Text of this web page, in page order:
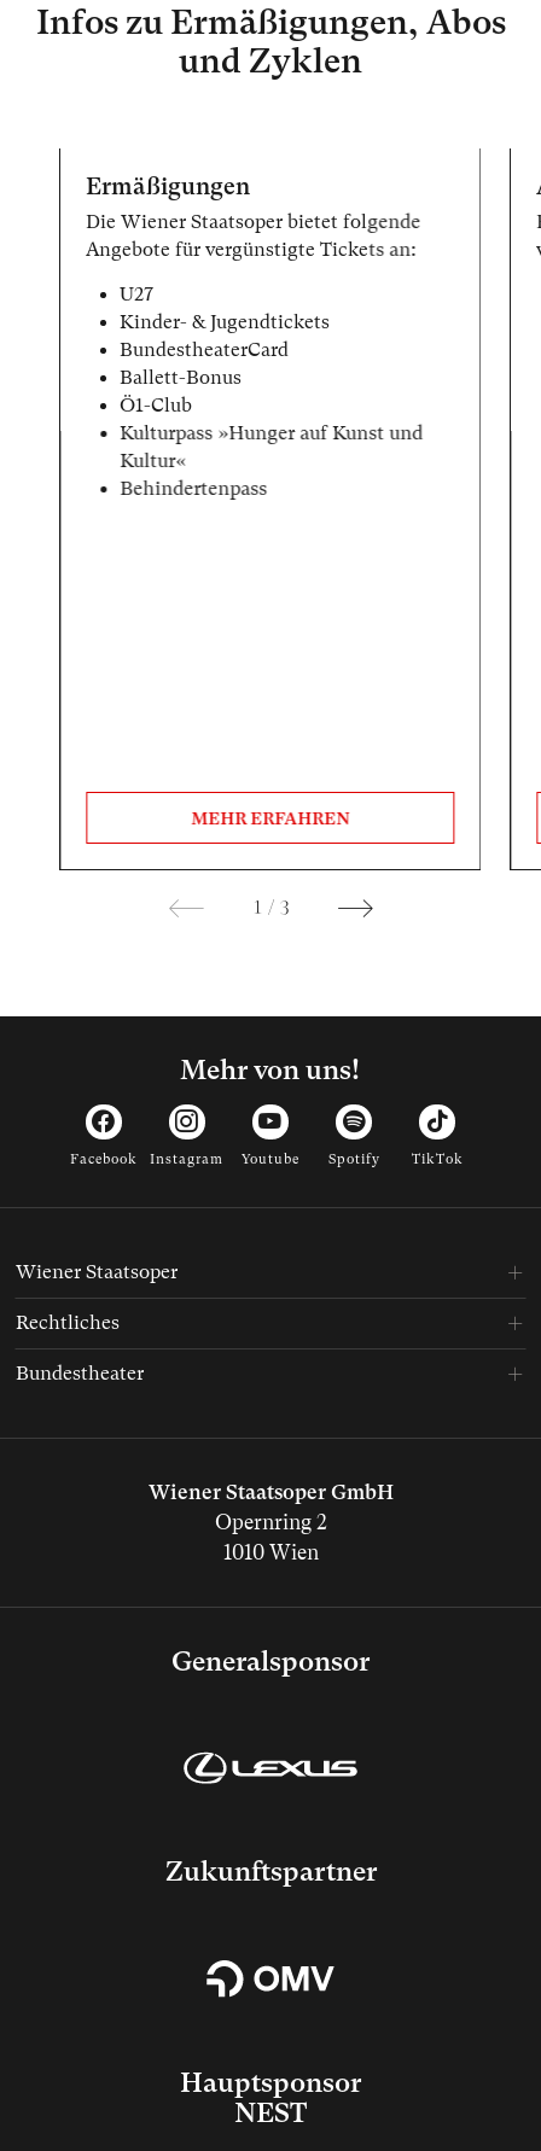
Infos zu Ermäßigungen, Abos
und Zyklen
Ermäßigungen
Die Wiener Staatsoper bietet folgende
Angebote für vergünstigte Tickets an:
U27
Kinder- & Jugendtickets
BundestheaterCard
Ballett-Bonus
Ö1-Club
Kulturpass »Hunger auf Kunst und
Kultur«
Behindertenpass
MEHR ERFAHREN
1 / 3
Mehr von uns!
Facebook Instagram Youtube Spotify TikTok
Generalsponsor
Zukunftspartner
Hauptsponsor
NEST
Wiener Staatsoper GmbH
Opernring 2
1010 Wien
Wiener Staatsoper
Rechtliches
Bundestheater